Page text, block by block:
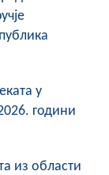
у
години
из области